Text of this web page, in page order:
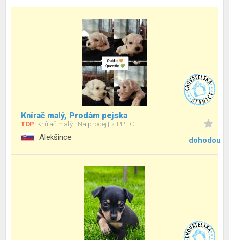
Knírač malý, Prodám pejska
TOP Knírač malý Na prodej s PP FCI
Alekšince dohodou